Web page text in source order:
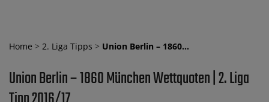
Home > 2. Liga Tipps > Union Berlin – 1860…
Union Berlin – 1860 München Wettquoten | 2. Liga